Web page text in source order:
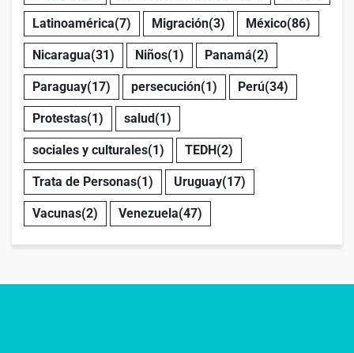
Latinoamérica(7) Migración(3) México(86)
Nicaragua(31) Niños(1) Panamá(2)
Paraguay(17) persecución(1) Perú(34)
Protestas(1) salud(1)
sociales y culturales(1) TEDH(2)
Trata de Personas(1) Uruguay(17)
Vacunas(2) Venezuela(47)